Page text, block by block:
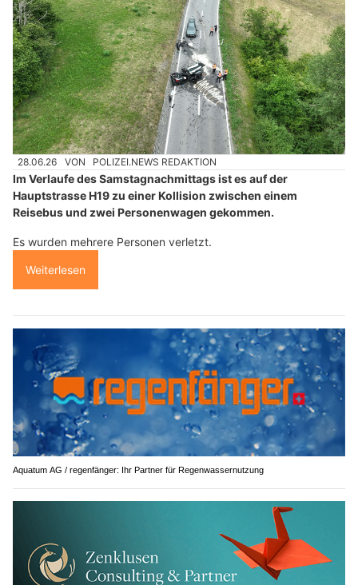
28.06.26 VON POLIZEI.NEWS REDAKTION
Im Verlaufe des Samstagnachmittags ist es auf der
Hauptstrasse H19 zu einer Kollision zwischen einem
Reisebus und zwei Personenwagen gekommen.
Es wurden mehrere Personen verletzt.
Weiterlesen
Aquatum AG / regenfänger: Ihr Partner für Regenwassernutzung